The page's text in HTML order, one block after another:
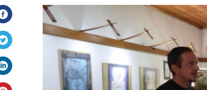
Facebook
Twitter
LinkedIn